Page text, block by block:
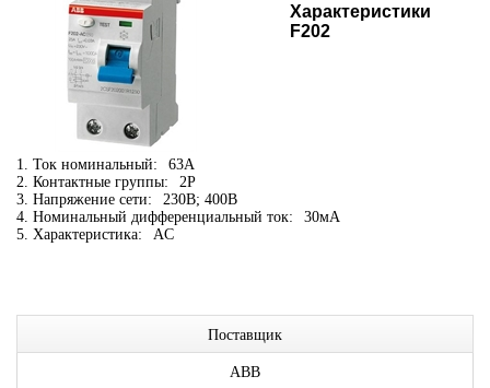
Характеристики
F202
1. Ток номинальный:
63А
2. Контактные группы:
2P
3. Напряжение сети:
230В; 400В
4. Номинальный дифференциальный ток:
30мА
5. Характеристика:
AC
Поставщик
ABB